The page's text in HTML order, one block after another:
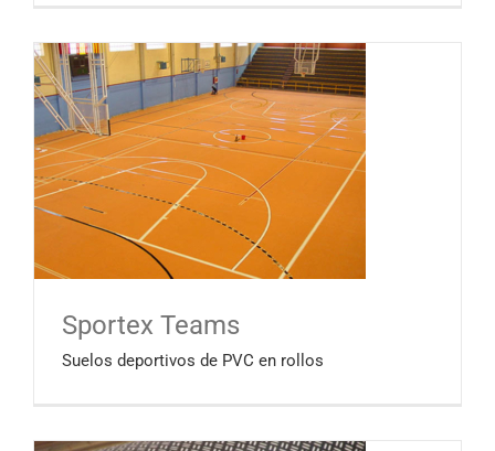
Sportex Teams
Suelos deportivos de PVC en rollos